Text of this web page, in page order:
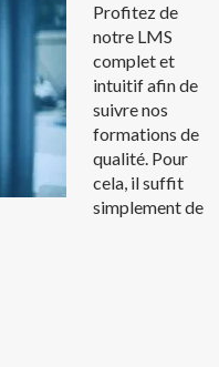
Profitez de
notre LMS
complet et
intuitif afin de
suivre nos
formations de
qualité. Pour
cela, il suffit
simplement de